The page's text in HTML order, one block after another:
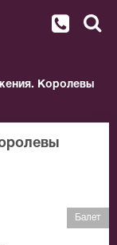
Королевы
Балет